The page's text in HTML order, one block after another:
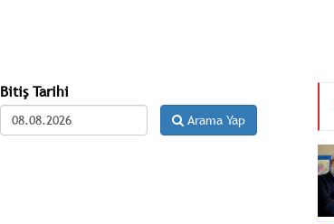
Bitiş Tarihi
Arama Yap